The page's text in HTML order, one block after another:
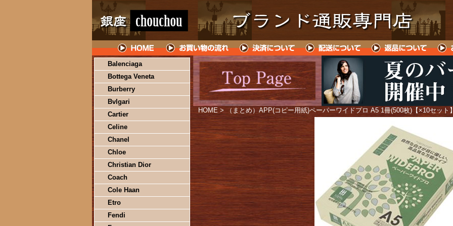
Balenciaga
Bottega Veneta
Burberry
Bvlgari
Cartier
Celine
Chanel
Chloe
Christian Dior
Coach
Cole Haan
Etro
Fendi
HOME > （まとめ）APP(コピー用紙)ペーパーワイドプロ A5 1冊(500枚)【×10セット